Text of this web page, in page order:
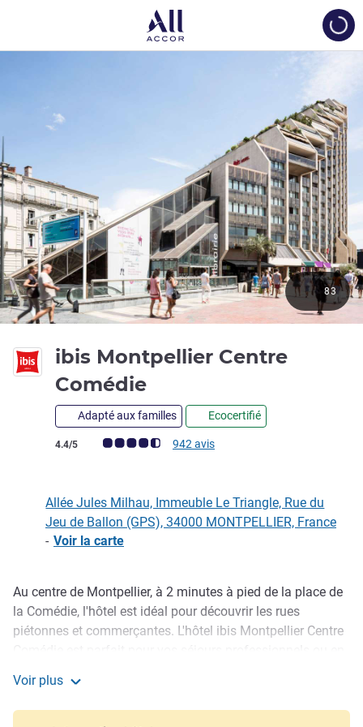
ibis Montpellier Centre
Comédie
Adapté aux familles Ecocertifié
Note Avis clients (Note ALL)
4.4/5 942 avis
83
Allée Jules Milhau, Immeuble Le Triangle, Rue du
Jeu de Ballon (GPS), 34000 MONTPELLIER, France
- Voir la carte
Description
Au centre de Montpellier, à 2 minutes à pied de la place de
la Comédie, l'hôtel est idéal pour découvrir les rues
piétonnes et commerçantes. L'hôtel ibis Montpellier Centre
un bar ouvert 24 h/24 et un accès au parking public
payant. Rendez-vous à pied en quelques minutes au centre
Voir plus